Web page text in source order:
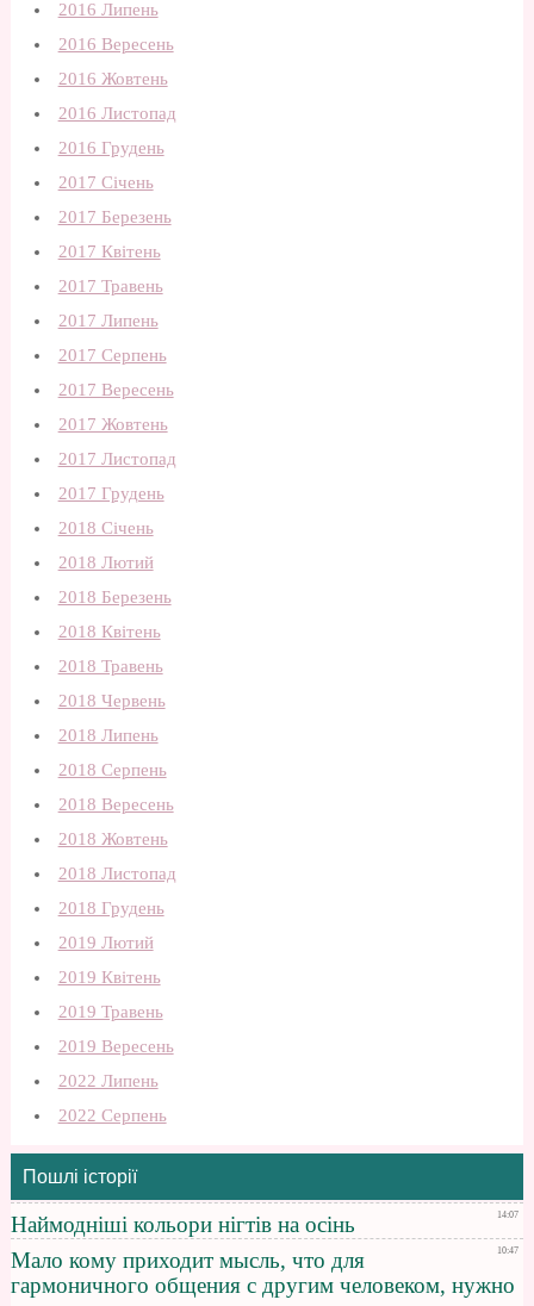
2016 Липень
2016 Вересень
2016 Жовтень
2016 Листопад
2016 Грудень
2017 Січень
2017 Березень
2017 Квітень
2017 Травень
2017 Липень
2017 Серпень
2017 Вересень
2017 Жовтень
2017 Листопад
2017 Грудень
2018 Січень
2018 Лютий
2018 Березень
2018 Квітень
2018 Травень
2018 Червень
2018 Липень
2018 Серпень
2018 Вересень
2018 Жовтень
2018 Листопад
2018 Грудень
2019 Лютий
2019 Квітень
2019 Травень
2019 Вересень
2022 Липень
2022 Серпень
Пошлі історії